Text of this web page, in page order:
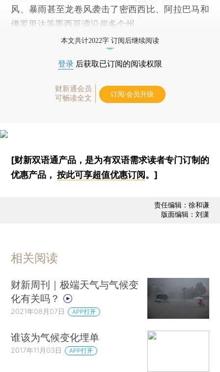
风、暴雨甚至龙卷风袭击了密西西比、阿拉巴马和
佛罗里达等墨西哥湾沿岸多个州。
本文共计2022字 订阅后继续阅读
登录 后获取已订阅的阅读权限
财新通会员
可畅读全文
订阅/会员升级
[财新双语通产品，是为有双语需求读者专门订制的
优惠产品，按此可享超值优惠订阅 。]
责任编辑：徐和谦
版面编辑：刘潇
相关阅读
财新周刊｜极端天气与气候变
化有关吗？
2021年08月07日 APP打开
谁该为气候变化埋单
2017年11月03日 APP打开